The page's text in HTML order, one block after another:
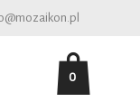
0